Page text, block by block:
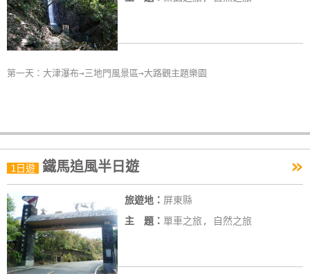
第一天：大津瀑布→三地門風景區→大路觀主題樂園
1日遊 鐵馬追風半日遊 »
旅遊地： 屏東縣
主 題： 單車之旅, 自然之旅